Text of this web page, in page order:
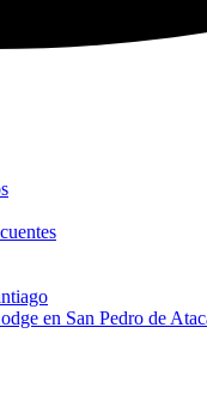
en San Pedro de